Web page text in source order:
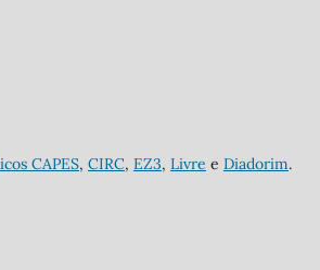
CAPES, CIRC, EZ3, Livre e Diadorim.